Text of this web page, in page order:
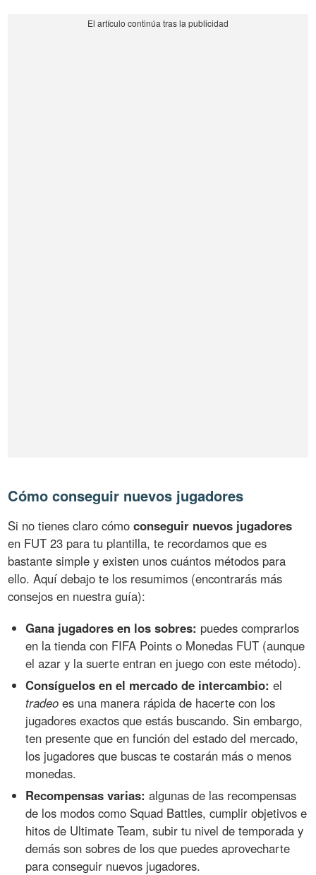
Cómo conseguir nuevos jugadores
Si no tienes claro cómoconseguir nuevos jugadores
en FUT 23 para tu plantilla, te recordamos que es
bastante simple y existen unos cuántos métodos para
ello. Aquí debajo te los resumimos (encontrarás más
consejos en nuestra guía):
Gana jugadores en los sobres: puedes comprarlos
en la tienda con FIFA Points o Monedas FUT (aunque
el azar y la suerte entran en juego con este método).
Consíguelos en el mercado de intercambio: el
tradeo es una manera rápida de hacerte con los
jugadores exactos que estás buscando. Sin embargo,
ten presente que en función del estado del mercado,
los jugadores que buscas te costarán más o menos
monedas.
Recompensas varias: algunas de las recompensas
de los modos como Squad Battles, cumplir objetivos e
hitos de Ultimate Team, subir tu nivel de temporada y
demás son sobres de los que puedes aprovecharte
para conseguir nuevos jugadores.